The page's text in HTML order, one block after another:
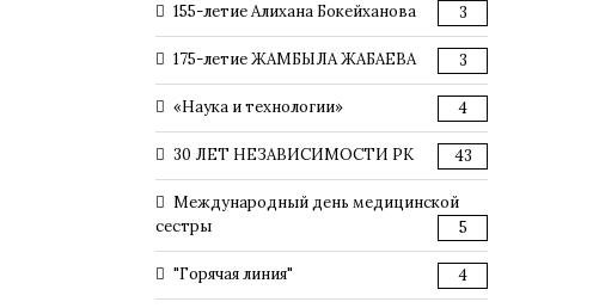
155-летие Алихана Бокейханова 3
175-летие ЖАМБЫЛА ЖАБАЕВА 3
«Наука и технологии» 4
30 ЛЕТ НЕЗАВИСИМОСТИ РК 43
Международный день медицинской
сестры
5
"Горячая линия" 4